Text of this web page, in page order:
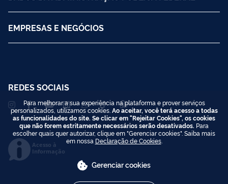
EMPRESAS E NEGÓCIOS
REDES SOCIAIS
Acesso à
Informação
Para melhorar a sua experiência na plataforma e prover serviços
personalizados, utilizamos cookies. Ao aceitar, você terá acesso a todas
as funcionalidades do site. Se clicar em "Rejeitar Cookies", os cookies
que não forem estritamente necessários serão desativados. Para
escolher quais quer autorizar, clique em "Gerenciar cookies". Saiba mais
em nossa Declaração de Cookies.
Gerenciar cookies